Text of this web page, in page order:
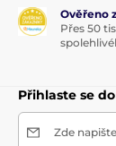
Ověřeno
Přes 50
Přihlaste se
Zde